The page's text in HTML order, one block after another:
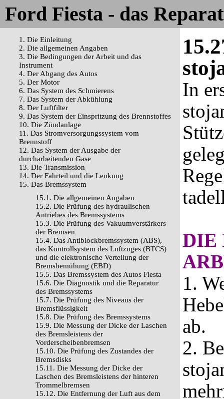
Ford Fiesta - das
1. Die Einleitung
2. Die allgemeinen Angaben
3. Die Bedingungen der Arbeit und das
Instrument
4. Der Abgang des Autos
5. Der Motor
6. Das System des Schmierens
7. Das System der Abkühlung
8. Der Luftfilter
9. Das System der Einspritzung des Brennstoffes
10. Die Zündanlage
11. Das Stromversorgungssystem vom
Brennstoff
12. Das System der Ausgabe der
durcharbeitenden Gase
13. Die Transmission
14. Der Fahrteil und die Lenkung
15. Das Bremssystem
15.1. Die allgemeinen Angaben
15.2. Die Prüfung des hydraulischen
Antriebes des Bremssystems
15.3. Die Prüfung des Vakuumverstärkers
der Bremsen
15.4. Das Antiblockbremssystem (ABS),
das Kontrollsystem des Luftzuges (BTCS)
und die elektronische Verteilung der
Bremsbemühung (EBD)
15.5. Das Bremssystem des Autos Fiesta
15.6. Die Diagnostik und die Reparatur
des Bremssystems
15.7. Die Prüfung des Niveaus der
Bremsflüssigkeit
15.8. Die Prüfung des Bremssystems
15.9. Die Messung der Dicke der Laschen
des Bremsleistens der
Vorderscheibenbremsen
15.10. Die Prüfung des Zustandes der
Bremsdisks
15.11. Die Messung der Dicke der
Laschen des Bremsleistens der hinteren
Trommelbremsen
15.12. Die Entfernung der Luft aus dem
In
DIE
1.
ab.
2.